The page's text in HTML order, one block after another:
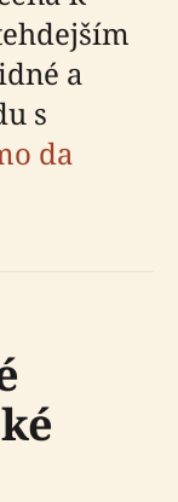
a
s
da